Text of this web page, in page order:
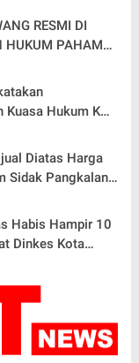
RESMI DI
HUKUM PAHAM
Hukum KUD
Diatas Harga
Sidak Pangkalan
Habis Hampir 10
Kota